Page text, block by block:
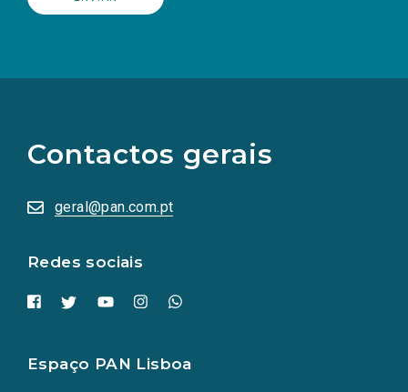
Contactos gerais
geral@pan.com.pt
Redes sociais
redes
sociais
numa
nova
Espaço PAN Lisboa